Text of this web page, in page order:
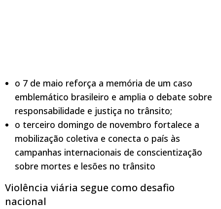
o 7 de maio reforça a memória de um caso
emblemático brasileiro e amplia o debate sobre
responsabilidade e justiça no trânsito;
o terceiro domingo de novembro fortalece a
mobilização coletiva e conecta o país às
campanhas internacionais de conscientização
sobre mortes e lesões no trânsito
Violência viária segue como desafio
nacional